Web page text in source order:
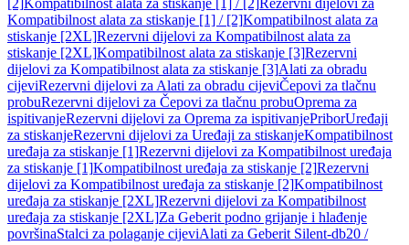
[2]Kompatibilnost alata za stiskanje [1] / [2]Rezervni dijelovi za
Kompatibilnost alata za stiskanje [1] / [2]Kompatibilnost alata za
stiskanje [2XL]Rezervni dijelovi za Kompatibilnost alata za
stiskanje [2XL]Kompatibilnost alata za stiskanje [3]Rezervni
dijelovi za Kompatibilnost alata za stiskanje [3]Alati za obradu
cijeviRezervni dijelovi za Alati za obradu cijeviČepovi za tlačnu
probuRezervni dijelovi za Čepovi za tlačnu probuOprema za
ispitivanjeRezervni dijelovi za Oprema za ispitivanjePriborUređaji
za stiskanjeRezervni dijelovi za Uređaji za stiskanjeKompatibilnost
uređaja za stiskanje [1]Rezervni dijelovi za Kompatibilnost uređaja
za stiskanje [1]Kompatibilnost uređaja za stiskanje [2]Rezervni
dijelovi za Kompatibilnost uređaja za stiskanje [2]Kompatibilnost
uređaja za stiskanje [2XL]Rezervni dijelovi za Kompatibilnost
uređaja za stiskanje [2XL]Za Geberit podno grijanje i hlađenje
površinaStalci za polaganje cijeviAlati za Geberit Silent-db20 /